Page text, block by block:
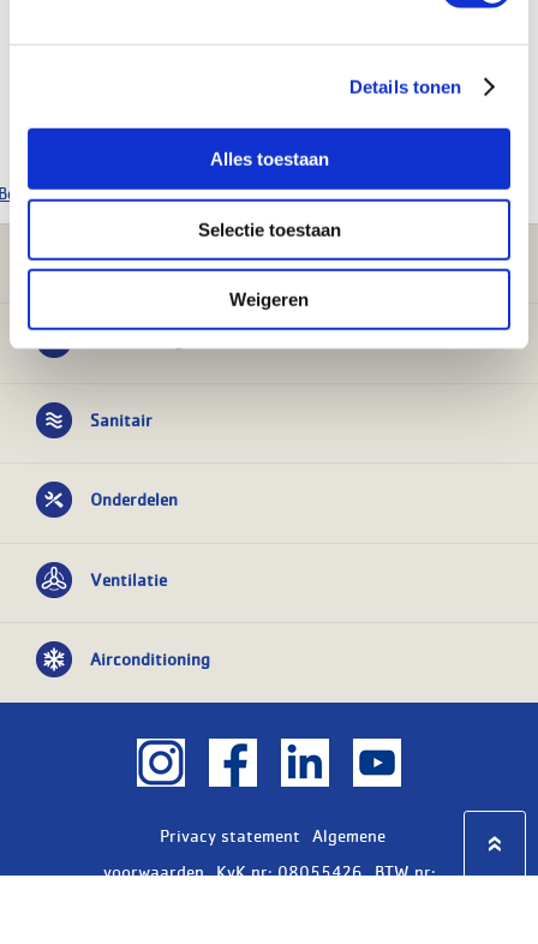
Details tonen
Alles toestaan
Selectie toestaan
Weigeren
EAN-Code
4059625230718
alle Hansgrohe producten
Klantenservice
Sanitair
Onderdelen
Ventilatie
Airconditioning
Privacy statement
Algemene
voorwaarden KvK nr: 08055426 BTW nr: